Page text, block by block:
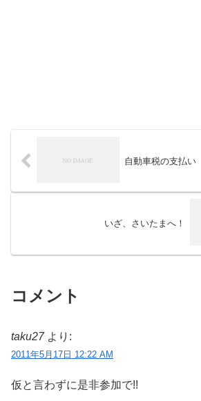
自動車税の支払い
いざ、さいたまへ！
コメント
taku27 より:
2011年5月17日 12:22 AM
仮と言わずに是非参加で!!